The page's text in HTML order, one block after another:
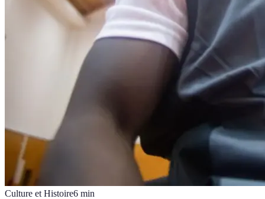
Culture et Histoire6 min